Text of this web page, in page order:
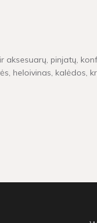
pinjatų,
heloivinas, kalėdos,
vietoje neturime,